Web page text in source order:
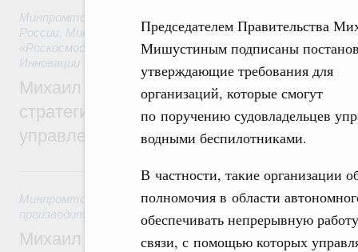
Председателем Правительства
Мишустиным подписаны
утверждающие требования для
организаций, которые смогут
по поручению судовладельцев
водными беспилотниками.
В частности, такие организации
полномочия в области
обеспечивать непрерывную
связи, с помощью которых
Минпромторг России
России Минсельхоз России,Минэнерго России,Минтранс
«Роскосмос»
Госкорпорация «Росатом»,6 августа 2026,
Инновации
Михаил Мишустин дал поручения по
стратегической сессии о
управления научно-технологическим
5 августа, среда
Минпромторг России,Минэкономразвития России,5
производительности труда и поддержки занятости
Михаил Мишустин дал поручения по